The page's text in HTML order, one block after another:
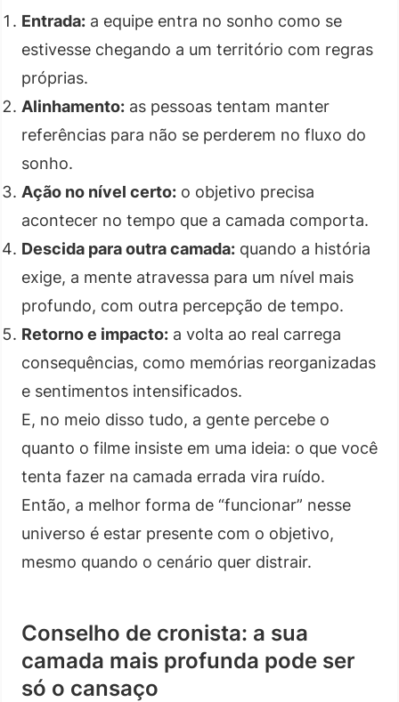
Entrada: a equipe entra no sonho como se
estivesse chegando a um território com regras
próprias.
Alinhamento: as pessoas tentam manter
referências para não se perderem no fluxo do
sonho.
Ação no nível certo: o objetivo precisa
acontecer no tempo que a camada comporta.
Descida para outra camada: quando a história
exige, a mente atravessa para um nível mais
profundo, com outra percepção de tempo.
Retorno e impacto: a volta ao real carrega
consequências, como memórias reorganizadas
e sentimentos intensificados.
E, no meio disso tudo, a gente percebe o
quanto o filme insiste em uma ideia: o que você
tenta fazer na camada errada vira ruído.
Então, a melhor forma de “funcionar” nesse
universo é estar presente com o objetivo,
mesmo quando o cenário quer distrair.
Conselho de cronista: a sua
camada mais profunda pode ser
só o cansaço